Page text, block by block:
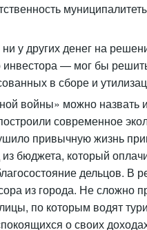
у других денег на
— мог бы
в сборе и
войны» можно назвать
современное
привычную жизнь
бюджета, который
дельцов. В
из города. Не сложно
по которым водят
о своих